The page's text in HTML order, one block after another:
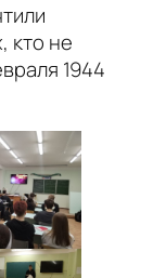
кто не
1944